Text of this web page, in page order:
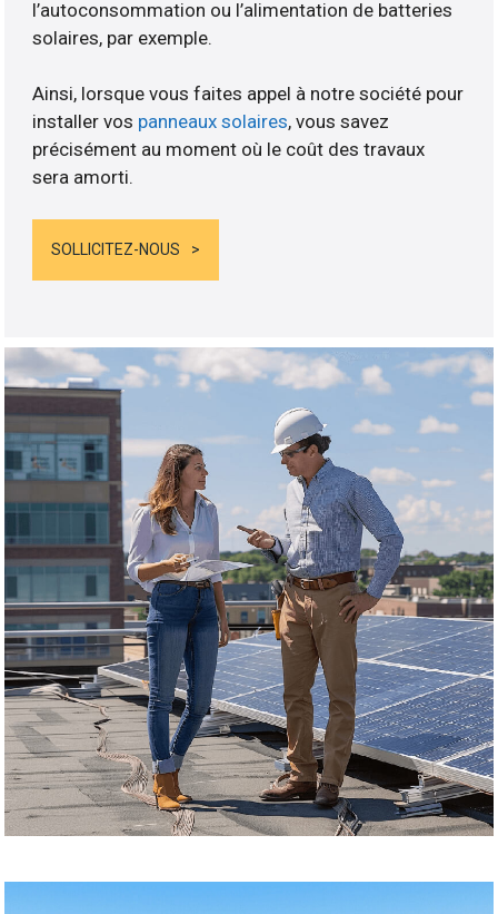
l’autoconsommation ou l’alimentation de batteries
solaires, par exemple.
Ainsi, lorsque vous faites appel à notre société pour
installer vos panneaux solaires, vous savez
précisément au moment où le coût des travaux
sera amorti.
SOLLICITEZ-NOUS